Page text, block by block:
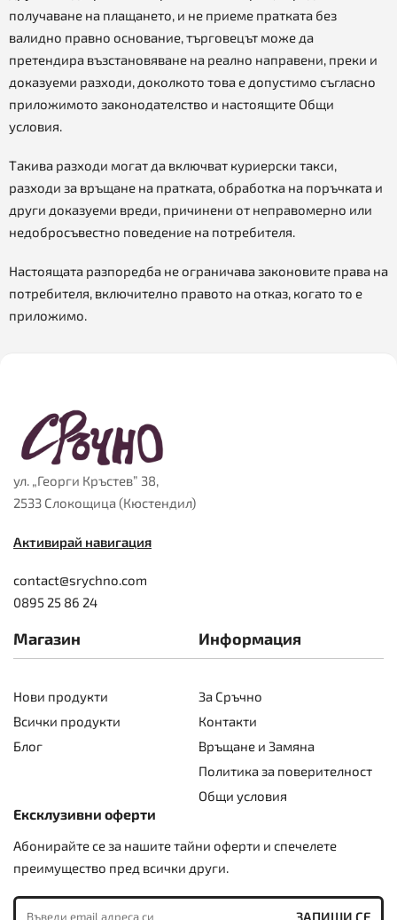
получаване на плащането, и не приеме пратката без
валидно правно основание, търговецът може да
претендира възстановяване на реално направени, преки и
доказуеми разходи, доколкото това е допустимо съгласно
приложимото законодателство и настоящите Общи
условия.
Такива разходи могат да включват куриерски такси,
разходи за връщане на пратката, обработка на поръчката и
други доказуеми вреди, причинени от неправомерно или
недобросъвестно поведение на потребителя.
Настоящата разпоредба не ограничава законовите права на
потребителя, включително правото на отказ, когато то е
приложимо.
ул. „Георги Кръстев” 38,
2533 Слокощица (Кюстендил)
Активирай навигация
contact@srychno.com
0895 25 86 24
Магазин
Нови продукти
Всички продукти
Блог
Информация
За Сръчно
Контакти
Връщане и Замяна
Политика за поверителност
Общи условия
Ексклузивни оферти
Абонирайте се за нашите тайни оферти и спечелете
преимущество пред всички други.